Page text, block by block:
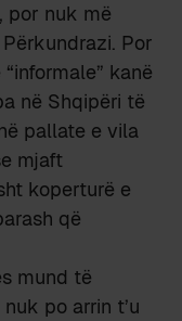
por nuk më
Por
kanë
në Shqipëri të
pallate e vila
mjaft
koperturë e
që
mund të
po arrin t’u